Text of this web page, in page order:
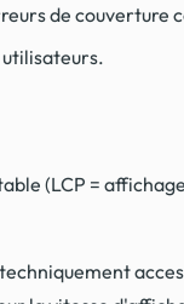
de couverture
(LCP =